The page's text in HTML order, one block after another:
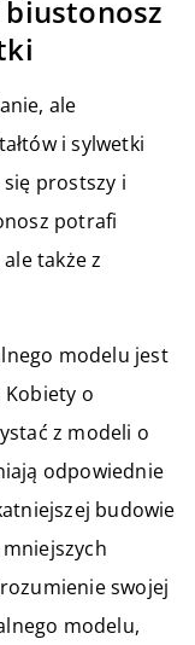
biustonosz
ale
i sylwetki
prostszy i
potrafi
także z
modelu jest
o
z modeli o
odpowiednie
budowie
swojej
modelu,